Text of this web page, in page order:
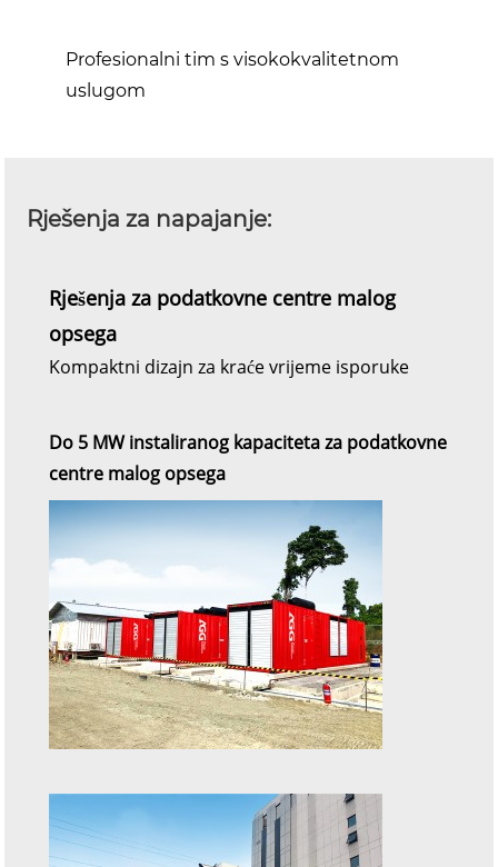
Profesionalni tim s visokokvalitetnom
uslugom
Rješenja za napajanje:
Rješenja za podatkovne centre malog
opsega
Kompaktni dizajn za kraće vrijeme isporuke
Do 5 MW instaliranog kapaciteta za podatkovne
centre malog opsega